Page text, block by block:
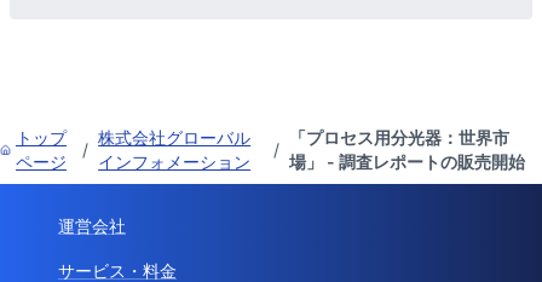
トップ
ページ
/
株式会社グローバル
インフォメーション
/
「プロセス用分光器：世界市
場」 - 調査レポートの販売開始
運営会社
サービス・料金